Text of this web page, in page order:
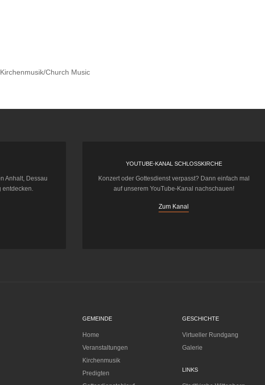
Church Music
Anhalt, Dessau
entdecken.
YOUTUBE-KANAL SCHLOSSKIRCHE
Konzert oder Gottesdienst verpasst? Dann einfach mal
auf unserem YouTube-Kanal nachschauen!
Zum Kanal
GEMEINDE
Home
Veranstaltungen
Kirchenmusik
Predigten
GESCHICHTE
Virtueller Rundgang
Galerie
LINKS